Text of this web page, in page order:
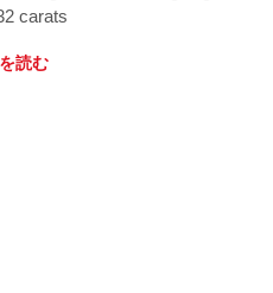
carats
読む